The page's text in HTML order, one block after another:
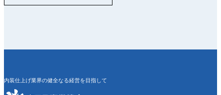
内装仕上げ業界の健全なる経営を目指して